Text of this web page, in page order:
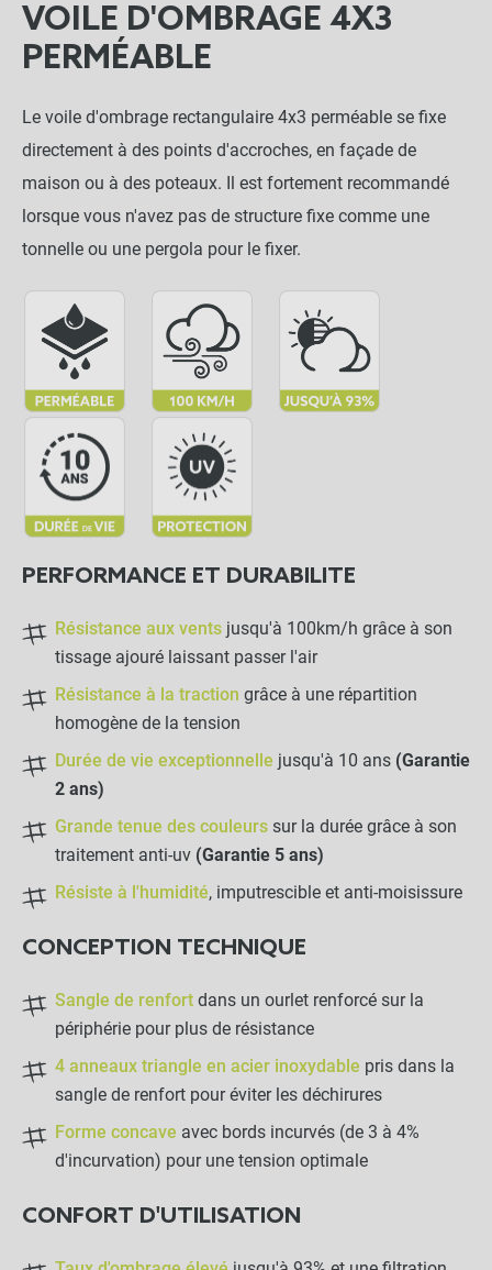
VOILE D'OMBRAGE 4X3
PERMÉABLE
Le voile d'ombrage rectangulaire 4x3 perméable se fixe
directement à des points d'accroches, en façade de
maison ou à des poteaux. Il est fortement recommandé
lorsque vous n'avez pas de structure fixe comme une
tonnelle ou une pergola pour le fixer.
PERFORMANCE ET DURABILITE
Résistance aux vents jusqu'à 100km/h grâce à son
tissage ajouré laissant passer l'air
Résistance à la traction grâce à une répartition
homogène de la tension
Durée de vie exceptionnelle jusqu'à 10 ans (Garantie
2 ans)
Grande tenue des couleurs sur la durée grâce à son
traitement anti-uv (Garantie 5 ans)
Résiste à l'humidité, imputrescible et anti-moisissure
CONCEPTION TECHNIQUE
Sangle de renfort dans un ourlet renforcé sur la
périphérie pour plus de résistance
4 anneaux triangle en acier inoxydable pris dans la
sangle de renfort pour éviter les déchirures
Forme concave avec bords incurvés (de 3 à 4%
d'incurvation) pour une tension optimale
CONFORT D'UTILISATION